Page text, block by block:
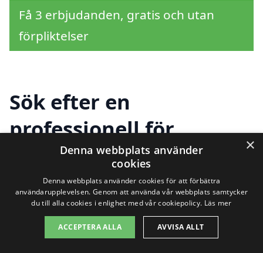
Få 3 erbjudanden, gratis och utan
förpliktelser
Sök efter en
professionell för
stambyte i andra städer
nära Ramnäs
Att hitta rätt hjälp för stambyte i Ramnäs
×
Denna webbplats använder
cookies
Denna webbplats använder cookies för att förbättra
användarupplevelsen. Genom att använda vår webbplats samtycker
du till alla cookies i enlighet med vår cookiepolicy. Läs mer
ACCEPTERA ALLA AVVISA ALLT